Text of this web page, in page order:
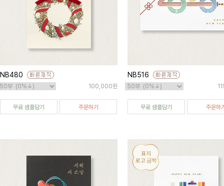
NB480
100,000원
무료 샘플담기 주문하기
NB516
무료 샘플담기 주문하